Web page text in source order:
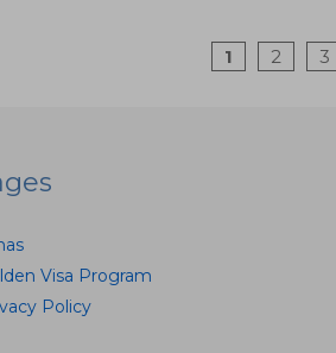
1 2 3
Visa Program
Policy